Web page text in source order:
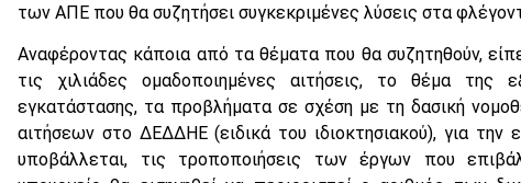
των ΑΠΕ που θα συζητήσει συγκεκριμένες λύσεις στα
Αναφέροντας κάποια από τα θέματα που θα συζητηθούν,
τις χιλιάδες ομαδοποιημένες αιτήσεις, το θέμα της
εγκατάστασης, τα προβλήματα σε σχέση με τη δασική
αιτήσεων στο ΔΕΔΔΗΕ (ειδικά του ιδιοκτησιακού), για την
υποβάλλεται, τις τροποποιήσεις των έργων που